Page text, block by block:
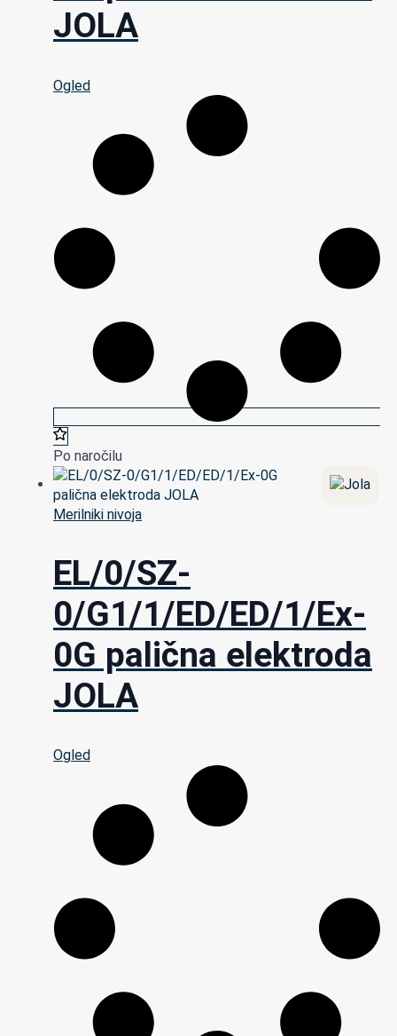
JOLA
Ogled
Po naročilu
Merilniki nivoja
EL/0/SZ-
0/G1/1/ED/ED/1/Ex-
0G palična elektroda
JOLA
Ogled